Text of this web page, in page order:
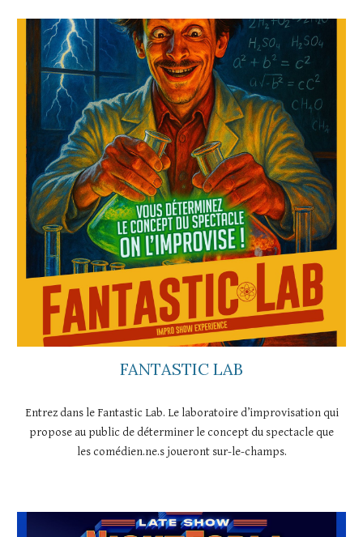
FANTASTIC LAB
Entrez dans le Fantastic Lab. Le laboratoire d’improvisation qui
propose au public de déterminer le concept du spectacle que
les comédien.ne.s joueront sur-le-champs.